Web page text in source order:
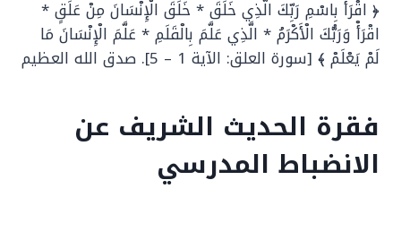
﴿ اقْرَأْ بِاسْمِ رَبِّكَ الَّذِي خَلَقَ * خَلَقَ الْإِنْسَانَ مِنْ عَلَقٍ *
اقْرَأْ وَرَبُّكَ الْأَكْرَمُ * الَّذِي عَلَّمَ بِالْقَلَمِ * عَلَّمَ الْإِنْسَانَ مَا
لَمْ يَعْلَمْ ﴾ [سورة العلق: الآية 1 – 5]. صدق الله العظيم
فقرة الحديث الشريف عن
الانضباط المدرسي